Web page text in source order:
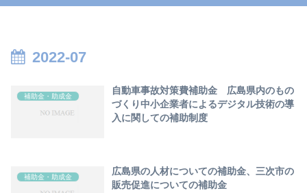
2022-07
補助金・助成金
自動車事故対策費補助金 広島県内のもの
づくり中小企業者によるデジタル技術の導
入に関しての補助制度
補助金・助成金
広島県の人材についての補助金、三次市の
販売促進についての補助金